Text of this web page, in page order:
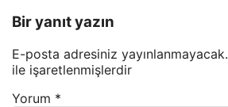
Bir yanıt yazın
E-posta adresiniz yayınlanmayacak.
ile işaretlenmişlerdir
Yorum *